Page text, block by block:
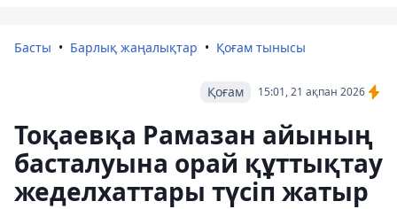
Басты Барлық жаңалықтар Қоғам тынысы
15:01, 21 ақпан 2026
Қоғам
Тоқаевқа Рамазан айының
басталуына орай құттықтау
жеделхаттары түсіп жатыр